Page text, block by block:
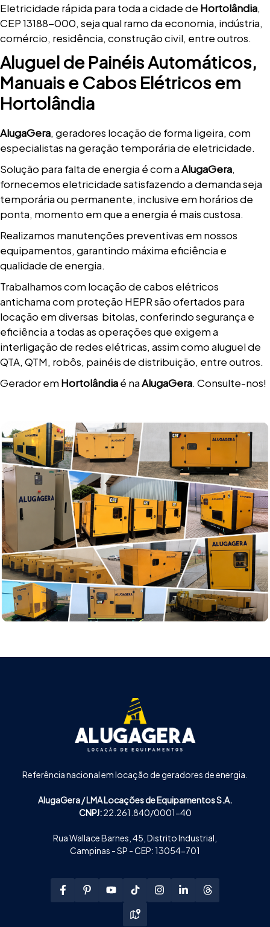
Eletricidade rápida para toda a cidade de Hortolândia,
CEP 13188-000, seja qual ramo da economia, indústria,
comércio, residência, construção civil, entre outros.
Aluguel de Painéis Automáticos,
Manuais e Cabos Elétricos em
Hortolândia
AlugaGera, geradores locação de forma ligeira, com
especialistas na geração temporária de eletricidade.
Solução para falta de energia é com aAlugaGera,
fornecemos eletricidade satisfazendo a demanda seja
temporária ou permanente, inclusive em horários de
ponta, momento em que a energia é mais custosa.
Realizamos manutenções preventivas em nossos
equipamentos, garantindo máxima eficiência e
qualidade de energia.
Trabalhamos com locação de cabos elétricos
antichama com proteção HEPR são ofertados para
locação em diversas bitolas, conferindo segurança e
eficiência a todas as operações que exigem a
interligação de redes elétricas, assim como aluguel de
QTA, QTM, robôs, painéis de distribuição, entre outros.
Gerador em Hortolândiaé naAlugaGera. Consulte-nos!
Referência nacional em locação de geradores de energia.
AlugaGera / LMA Locações de Equipamentos S.A.
CNPJ:22.261.840/0001-40
Rua Wallace Barnes, 45, Distrito Industrial,
Campinas - SP - CEP: 13054-701